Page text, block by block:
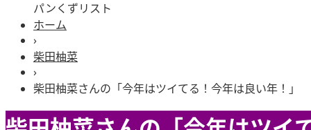
パンくずリスト
ホーム
›
柴田柚菜
›
柴田柚菜さんの「今年はツイてる！今年は良い年！」